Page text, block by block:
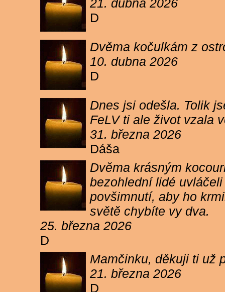
21. dubna 2026
D
Dvěma kočulkám z
10. dubna 2026
D
Dnes jsi odešla. Tolik
FeLV ti ale život vzala
31. března 2026
Dáša
Dvěma krásným
bezohlední lidé
povšimnutí, aby ho
světě chybíte vy dva.
25. března 2026
D
Mamčinku, děkuji ti už
21. března 2026
D